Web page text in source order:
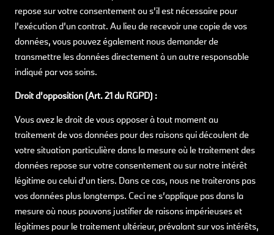
repose sur votre consentement ou s’il est nécessaire pour
l’exécution d’un contrat. Au lieu de recevoir une copie de vos
données, vous pouvez également nous demander de
transmettre les données directement à un autre responsable
indiqué par vos soins.
Droit d’opposition (Art. 21 du RGPD) :
Vous avez le droit de vous opposer à tout moment au
traitement de vos données pour des raisons qui découlent de
votre situation particulière dans la mesure où le traitement des
données repose sur votre consentement ou sur notre intérêt
légitime ou celui d’un tiers. Dans ce cas, nous ne traiterons pas
vos données plus longtemps. Ceci ne s’applique pas dans la
mesure où nous pouvons justifier de raisons impérieuses et
légitimes pour le traitement ultérieur, prévalant sur vos intérêts,